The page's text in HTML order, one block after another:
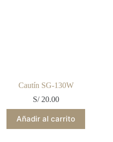
Cautín SG-130W
S/20.00
Añadir al carrito